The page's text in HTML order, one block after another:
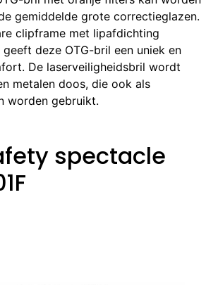
gemiddelde grote correctieglazen.
clipframe met lipafdichting
geeft deze OTG-bril een uniek en
De laserveiligheidsbril wordt
metalen doos, die ook als
worden gebruikt.
spectacle